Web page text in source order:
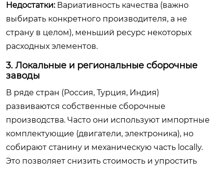
Недостатки:Вариативность качества (важно
выбирать конкретного производителя, а не
страну в целом), меньший ресурс некоторых
расходных элементов.
3. Локальные и региональные сборочные
заводы
В ряде стран (Россия, Турция, Индия)
развиваются собственные сборочные
производства. Часто они используют импортные
комплектующие (двигатели, электроника), но
собирают станину и механическую часть locally.
Это позволяет снизить стоимость и упростить